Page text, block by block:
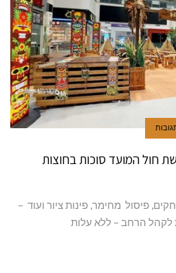
חול המועד סוכות בחוצות
פיסול מחימר, פינות ציור ועוד –
הרחב – ללא עלות